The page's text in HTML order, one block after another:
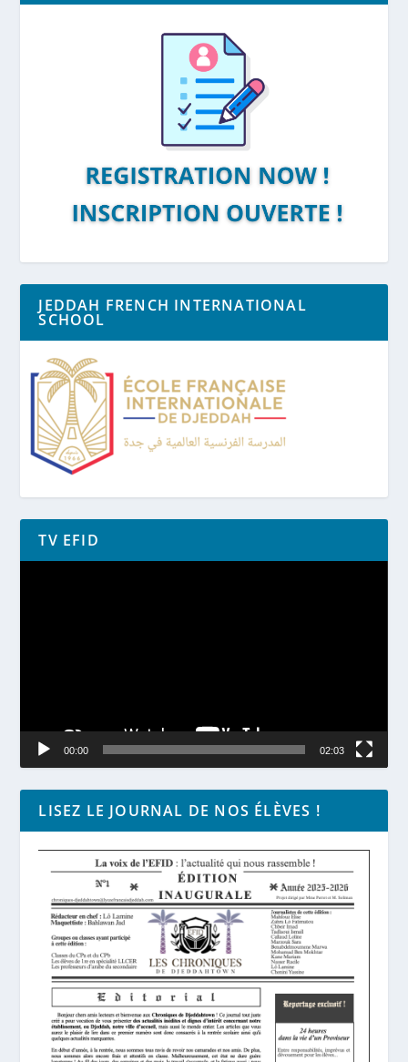
JEDDAH FRENCH INTERNATIONAL
SCHOOL
TV EFID
00:00 02:03
LISEZ LE JOURNAL DE NOS ÉLÈVES !